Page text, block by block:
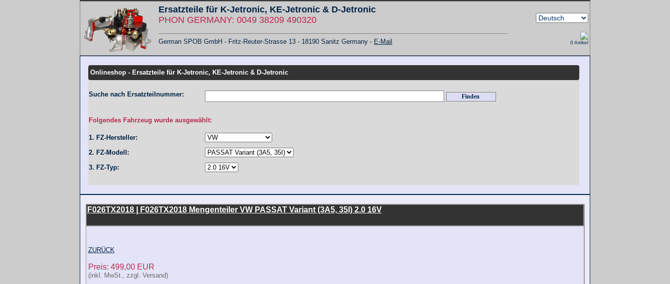
Ersatzteile für K-Jetronic, KE-Jetronic & D-Jetronic
PHON GERMANY: 0049 38209 490320
German SPOB GmbH - Fritz-Reuter-Strasse 13 - 18190 Sanitz Germany - E-Mail
0 Artikel
Onlineshop - Ersatzteile für K-Jetronic, KE-Jetronic & D-Jetronic
Suche nach Ersatzteilnummer:
Folgendes Fahrzeug wurde ausgewählt:
1. FZ-Hersteller:
2. FZ-Modell:
3. FZ-Typ:
F026TX2018 | F026TX2018 Mengenteiler VW PASSAT Variant (3A5, 35I) 2.0 16V
ZURÜCK
Preis: 499,00 EUR
(inkl. MwSt., zzgl. Versand)